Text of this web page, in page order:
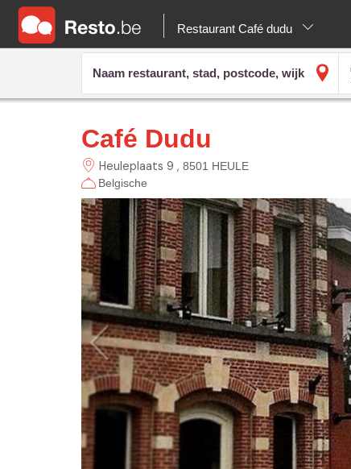
Restaurant Café dudu
Café Dudu
Heuleplaats 9
8501 HEULE
Belgische